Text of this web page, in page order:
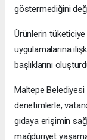
göstermediğini
Ürünlerin
uygulamalarına
başlıklarını
Maltepe
denetimlerle,
gıdaya erişimin
mağduriyet